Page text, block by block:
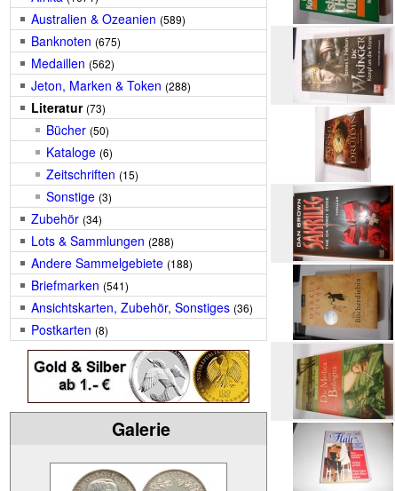
Australien & Ozeanien (589)
Banknoten (675)
Medaillen (562)
Jeton, Marken & Token (288)
Literatur (73)
Bücher (50)
Kataloge (6)
Zeitschriften (15)
Sonstige (3)
Zubehör (34)
Lots & Sammlungen (288)
Andere Sammelgebiete (188)
Briefmarken (541)
Ansichtskarten, Zubehör, Sonstiges (36)
Postkarten (8)
Galerie